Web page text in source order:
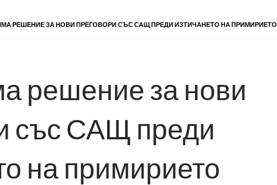
РЕШЕНИЕ ЗА НОВИ ПРЕГОВОРИ СЪС САЩ ПРЕДИ ИЗТИЧАНЕТО НА ПРИМИРИЕТО
решение за нови
със САЩ преди
на примирието